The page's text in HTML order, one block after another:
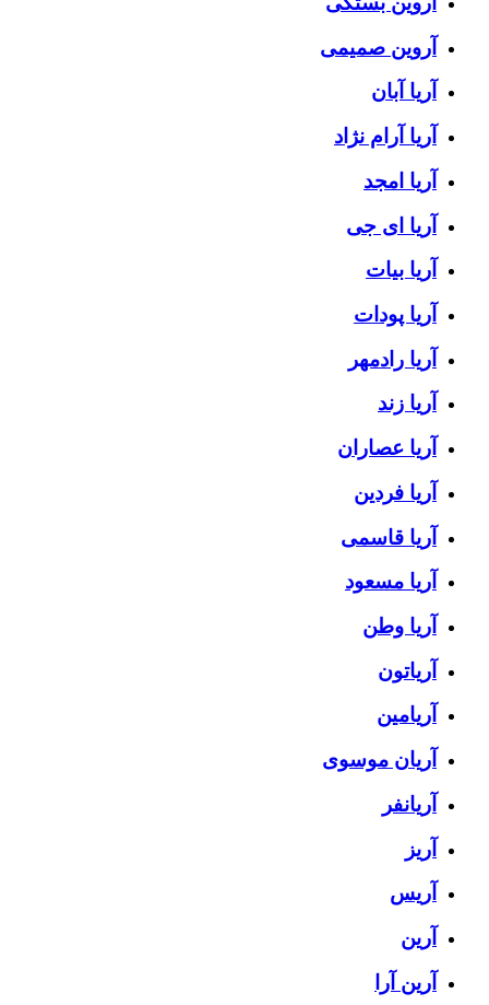
آروین صمیمی
آریا آبان
آریا آرام نژاد
آریا امجد
آریا ای جی
آریا بیات
آریا پودات
آریا رادمهر
آریا زند
آریا عصاران
آریا فردین
آریا قاسمی
آریا مسعود
آریا وطن
آریاتون
آریامین
آریان موسوی
آریانفر
آریز
آریس
آرین
آرین آرا